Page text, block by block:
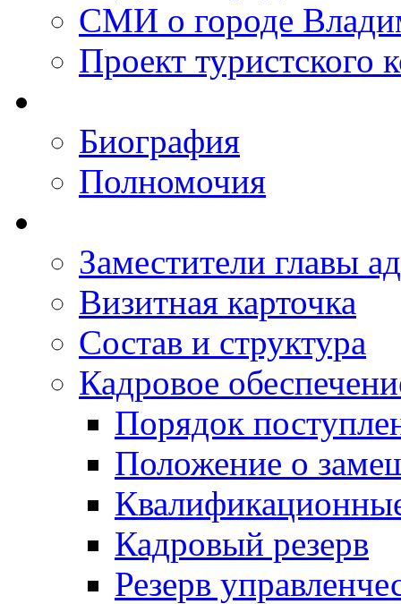
СМИ о городе
Проект туристского
Биография
Полномочия
Заместители главы
Визитная карточка
Состав и структура
Кадровое
Порядок
Положение о
Кадровый резерв
Резерв